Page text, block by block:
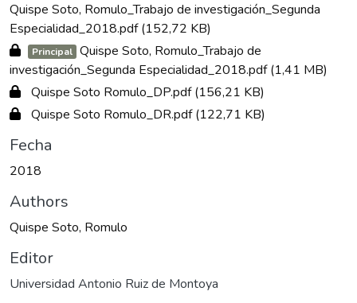
Quispe Soto, Romulo_Trabajo de investigación_Segunda
Especialidad_2018.pdf(152,72 KB)
Principal Quispe Soto, Romulo_Trabajo de
investigación_Segunda Especialidad_2018.pdf(1,41 MB)
Quispe Soto Romulo_DP.pdf(156,21 KB)
Quispe Soto Romulo_DR.pdf(122,71 KB)
Fecha
2018
Authors
Quispe Soto, Romulo
Editor
Universidad Antonio Ruiz de Montoya